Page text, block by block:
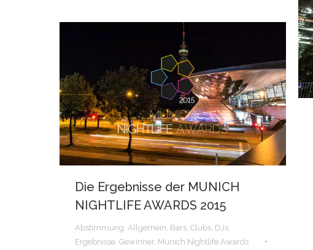
Die Ergebnisse der MUNICH
NIGHTLIFE AWARDS 2015
Abstimmung Allgemein Bars Clubs DJs
Ergebnisse Gewinner, Munich Nightlife Awards